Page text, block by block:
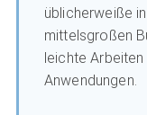
üblicherweiße
mittelsgroßen
leichte
Anwendungen.